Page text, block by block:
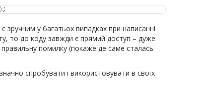
) ;
зручним у багатьох випадках при написанні
то до коду завжди є прямий доступ – дуже
помилку (покаже де саме сталась
спробувати і використовувати в своїх